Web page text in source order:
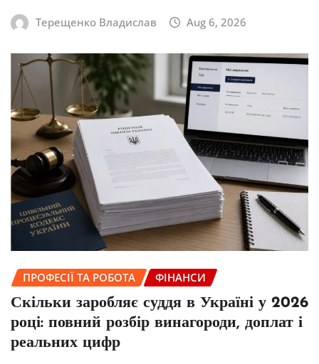
Терещенко Владислав Aug 6, 2026
ПРОФЕСІЇ ТА РОБОТА ФІНАНСИ
Скільки заробляє суддя в Україні у 2026
році: повний розбір винагороди, доплат і
реальних цифр